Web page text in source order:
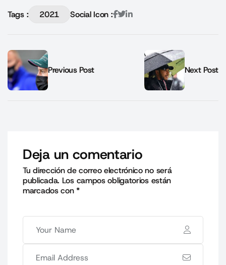
Tags : 2021 Social Icon :
Previous Post Next Post
Deja un comentario
Tu dirección de correo electrónico no será
publicada. Los campos obligatorios están
marcados con*